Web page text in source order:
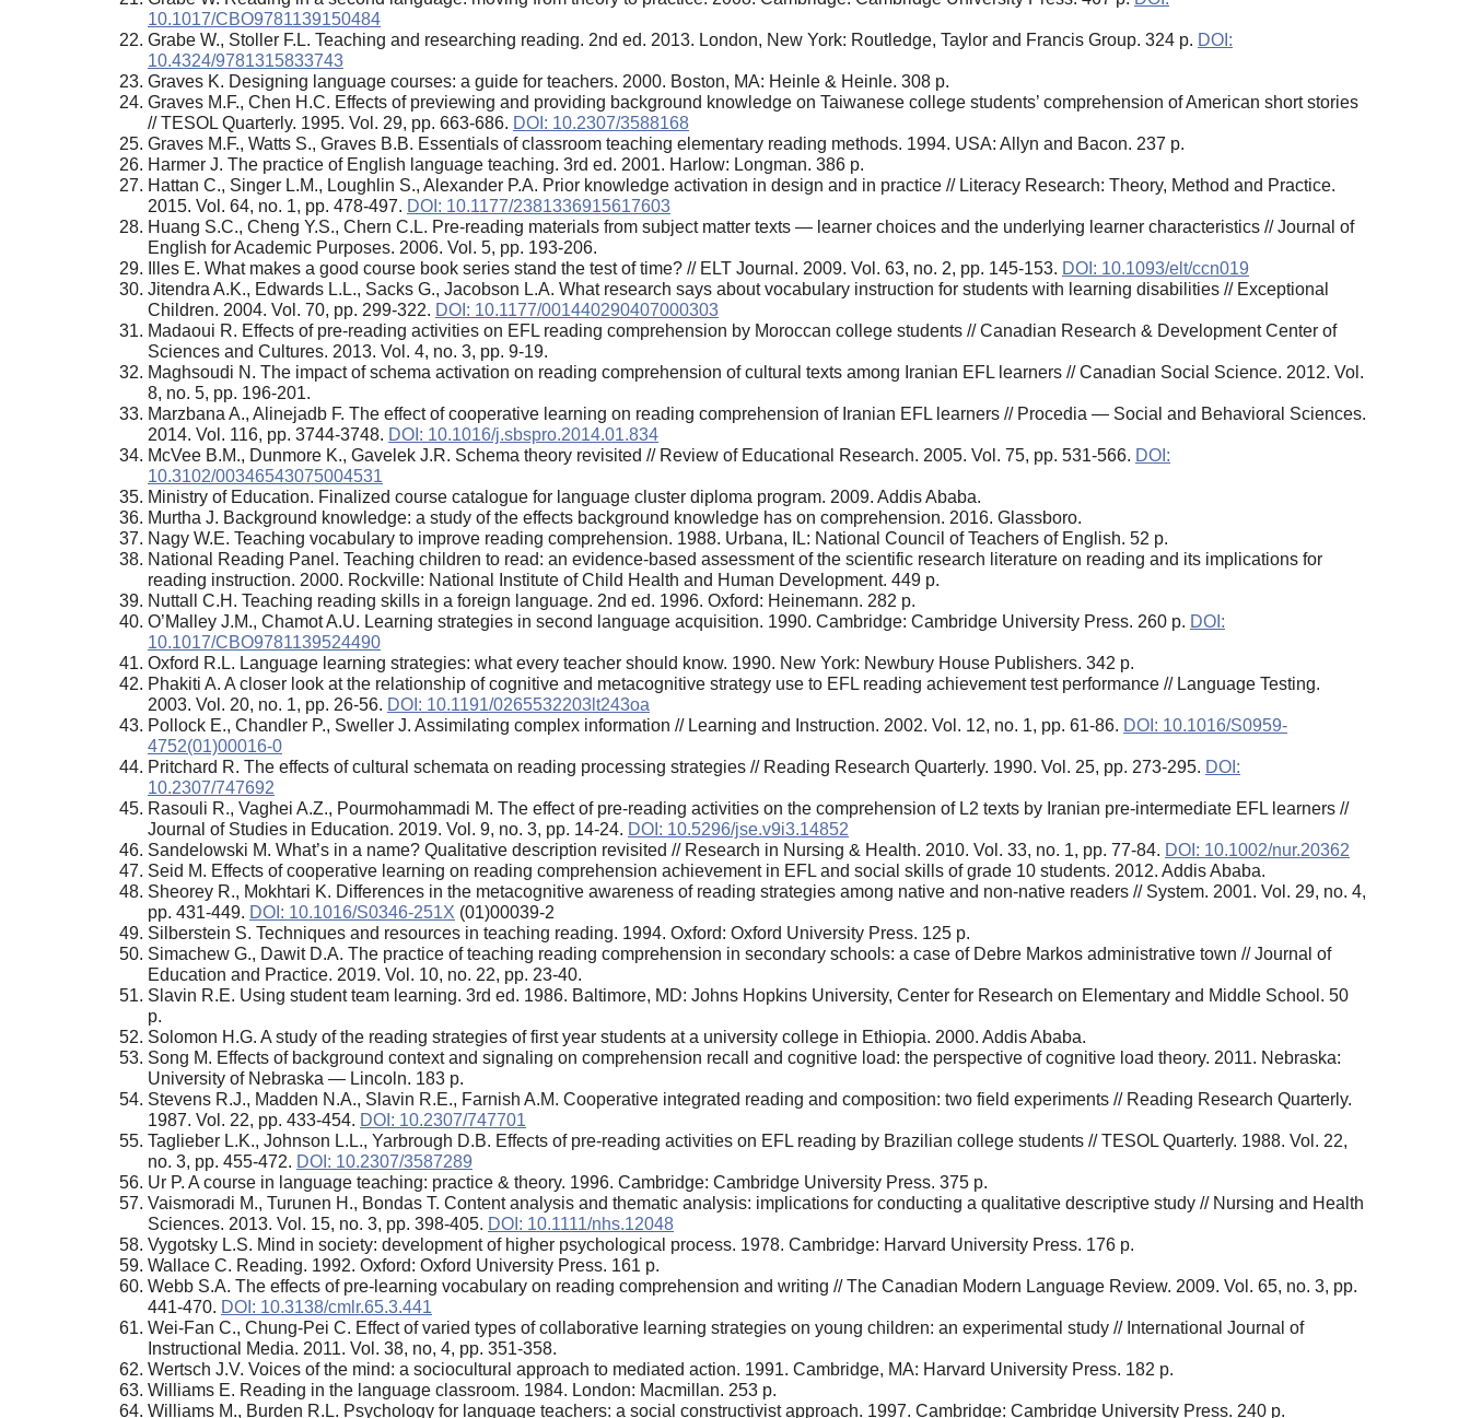
10.1017/CBO9781139150484
Grabe W., Stoller F.L. Teaching and researching reading. 2nd ed. 2013. London, New York: Routledge, Taylor and Francis Group. 324 p. DOI:
10.4324/9781315833743
Graves K. Designing language courses: a guide for teachers. 2000. Boston, MA: Heinle & Heinle. 308 p.
Graves M.F., Chen H.C. Effects of previewing and providing background knowledge on Taiwanese college students’ comprehension of American short stories
// TESOL Quarterly. 1995. Vol. 29, pp. 663-686. DOI: 10.2307/3588168
Graves M.F., Watts S., Graves B.B. Essentials of classroom teaching elementary reading methods. 1994. USA: Allyn and Bacon. 237 p.
Harmer J. The practice of English language teaching. 3rd ed. 2001. Harlow: Longman. 386 p.
Hattan C., Singer L.M., Loughlin S., Alexander P.A. Prior knowledge activation in design and in practice // Literacy Research: Theory, Method and Practice.
2015. Vol. 64, no. 1, pp. 478-497. DOI: 10.1177/2381336915617603
Huang S.C., Cheng Y.S., Chern C.L. Pre-reading materials from subject matter texts — learner choices and the underlying learner characteristics // Journal of
English for Academic Purposes. 2006. Vol. 5, pp. 193-206.
Illes E. What makes a good course book series stand the test of time? // ELT Journal. 2009. Vol. 63, no. 2, pp. 145-153. DOI: 10.1093/elt/ccn019
Jitendra A.K., Edwards L.L., Sacks G., Jacobson L.A. What research says about vocabulary instruction for students with learning disabilities // Exceptional
Children. 2004. Vol. 70, pp. 299-322. DOI: 10.1177/001440290407000303
Madaoui R. Effects of pre-reading activities on EFL reading comprehension by Moroccan college students // Canadian Research & Development Center of
Sciences and Cultures. 2013. Vol. 4, no. 3, pp. 9-19.
Maghsoudi N. The impact of schema activation on reading comprehension of cultural texts among Iranian EFL learners // Canadian Social Science. 2012. Vol.
8, no. 5, pp. 196-201.
Marzbana A., Alinejadb F. The effect of cooperative learning on reading comprehension of Iranian EFL learners // Procedia — Social and Behavioral Sciences.
2014. Vol. 116, pp. 3744-3748. DOI: 10.1016/j.sbspro.2014.01.834
McVee B.M., Dunmore K., Gavelek J.R. Schema theory revisited // Review of Educational Research. 2005. Vol. 75, pp. 531-566. DOI:
10.3102/00346543075004531
Ministry of Education. Finalized course catalogue for language cluster diploma program. 2009. Addis Ababa.
Murtha J. Background knowledge: a study of the effects background knowledge has on comprehension. 2016. Glassboro.
Nagy W.E. Teaching vocabulary to improve reading comprehension. 1988. Urbana, IL: National Council of Teachers of English. 52 p.
National Reading Panel. Teaching children to read: an evidence-based assessment of the scientific research literature on reading and its implications for
reading instruction. 2000. Rockville: National Institute of Child Health and Human Development. 449 p.
Nuttall C.H. Teaching reading skills in a foreign language. 2nd ed. 1996. Oxford: Heinemann. 282 p.
O’Malley J.M., Chamot A.U. Learning strategies in second language acquisition. 1990. Cambridge: Cambridge University Press. 260 p. DOI:
10.1017/CBO9781139524490
Oxford R.L. Language learning strategies: what every teacher should know. 1990. New York: Newbury House Publishers. 342 p.
Phakiti A. A closer look at the relationship of cognitive and metacognitive strategy use to EFL reading achievement test performance // Language Testing.
2003. Vol. 20, no. 1, pp. 26-56. DOI: 10.1191/0265532203lt243oa
Pollock E., Chandler P., Sweller J. Assimilating complex information // Learning and Instruction. 2002. Vol. 12, no. 1, pp. 61-86. DOI: 10.1016/S0959-
4752(01)00016-0
Pritchard R. The effects of cultural schemata on reading processing strategies // Reading Research Quarterly. 1990. Vol. 25, pp. 273-295. DOI:
10.2307/747692
Rasouli R., Vaghei A.Z., Pourmohammadi M. The effect of pre-reading activities on the comprehension of L2 texts by Iranian pre-intermediate EFL learners //
Journal of Studies in Education. 2019. Vol. 9, no. 3, pp. 14-24. DOI: 10.5296/jse.v9i3.14852
Sandelowski M. What’s in a name? Qualitative description revisited // Research in Nursing & Health. 2010. Vol. 33, no. 1, pp. 77-84. DOI: 10.1002/nur.20362
Seid M. Effects of cooperative learning on reading comprehension achievement in EFL and social skills of grade 10 students. 2012. Addis Ababa.
Sheorey R., Mokhtari K. Differences in the metacognitive awareness of reading strategies among native and non-native readers // System. 2001. Vol. 29, no. 4,
pp. 431-449. DOI: 10.1016/S0346-251X (01)00039-2
Silberstein S. Techniques and resources in teaching reading. 1994. Oxford: Oxford University Press. 125 p.
Simachew G., Dawit D.A. The practice of teaching reading comprehension in secondary schools: a case of Debre Markos administrative town // Journal of
Education and Practice. 2019. Vol. 10, no. 22, pp. 23-40.
Slavin R.E. Using student team learning. 3rd ed. 1986. Baltimore, MD: Johns Hopkins University, Center for Research on Elementary and Middle School. 50
p.
Solomon H.G. A study of the reading strategies of first year students at a university college in Ethiopia. 2000. Addis Ababa.
Song M. Effects of background context and signaling on comprehension recall and cognitive load: the perspective of cognitive load theory. 2011. Nebraska:
University of Nebraska — Lincoln. 183 p.
Stevens R.J., Madden N.A., Slavin R.E., Farnish A.M. Cooperative integrated reading and composition: two field experiments // Reading Research Quarterly.
1987. Vol. 22, pp. 433-454. DOI: 10.2307/747701
Taglieber L.K., Johnson L.L., Yarbrough D.B. Effects of pre-reading activities on EFL reading by Brazilian college students // TESOL Quarterly. 1988. Vol. 22,
no. 3, pp. 455-472. DOI: 10.2307/3587289
Ur P. A course in language teaching: practice & theory. 1996. Cambridge: Cambridge University Press. 375 p.
Vaismoradi M., Turunen H., Bondas T. Content analysis and thematic analysis: implications for conducting a qualitative descriptive study // Nursing and Health
Sciences. 2013. Vol. 15, no. 3, pp. 398-405. DOI: 10.1111/nhs.12048
Vygotsky L.S. Mind in society: development of higher psychological process. 1978. Cambridge: Harvard University Press. 176 p.
Wallace C. Reading. 1992. Oxford: Oxford University Press. 161 p.
Webb S.A. The effects of pre-learning vocabulary on reading comprehension and writing // The Canadian Modern Language Review. 2009. Vol. 65, no. 3, pp.
441-470. DOI: 10.3138/cmlr.65.3.441
Wei-Fan C., Chung-Pei C. Effect of varied types of collaborative learning strategies on young children: an experimental study // International Journal of
Instructional Media. 2011. Vol. 38, no, 4, pp. 351-358.
Wertsch J.V. Voices of the mind: a sociocultural approach to mediated action. 1991. Cambridge, MA: Harvard University Press. 182 p.
Williams E. Reading in the language classroom. 1984. London: Macmillan. 253 p.
Williams M., Burden R.L. Psychology for language teachers: a social constructivist approach. 1997. Cambridge: Cambridge University Press. 240 p.